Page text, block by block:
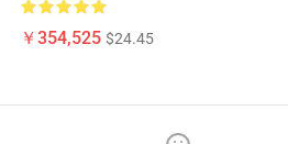
￥354,525 $24.45